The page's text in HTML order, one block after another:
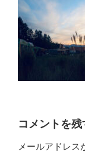
コメントを残
メールアドレス